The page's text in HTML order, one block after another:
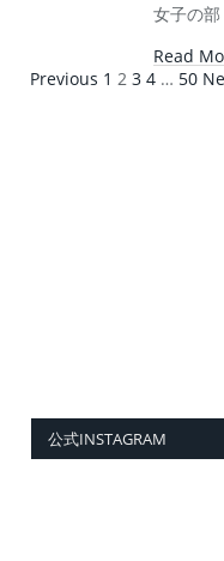
女子の
Read
Previous 1 2 3 4 … 50
公式INSTAGRAM